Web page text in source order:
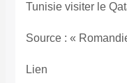
Source : «